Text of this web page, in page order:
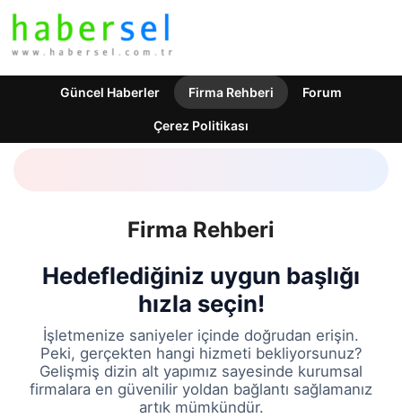
Güncel Haberler Firma Rehberi Forum
Çerez Politikası
Firma Rehberi
Hedeflediğiniz uygun başlığı
hızla seçin!
İşletmenize saniyeler içinde doğrudan erişin.
Peki, gerçekten hangi hizmeti bekliyorsunuz?
Gelişmiş dizin alt yapımız sayesinde kurumsal
firmalara en güvenilir yoldan bağlantı sağlamanız
artık mümkündür.